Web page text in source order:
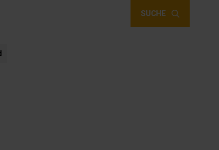
SUCHE